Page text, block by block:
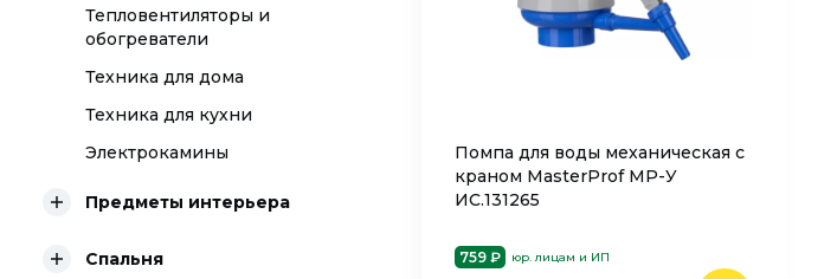
Тепловентиляторы и
обогреватели
Техника для дома
Техника для кухни
Электрокамины
Предметы интерьера
Спальня
Помпа для воды механическая с
краном MasterProf MP-У
ИС.131265
759 ₽ юр. лицам и ИП